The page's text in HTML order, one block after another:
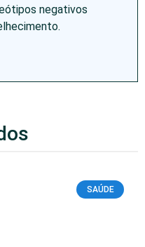
negativos
SAÚDE